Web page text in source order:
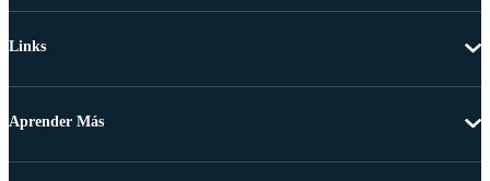
Links
Aprender Más